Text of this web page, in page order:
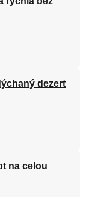
dezert
na celou